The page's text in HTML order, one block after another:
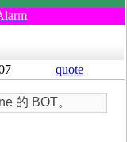
quote
的 BOT。